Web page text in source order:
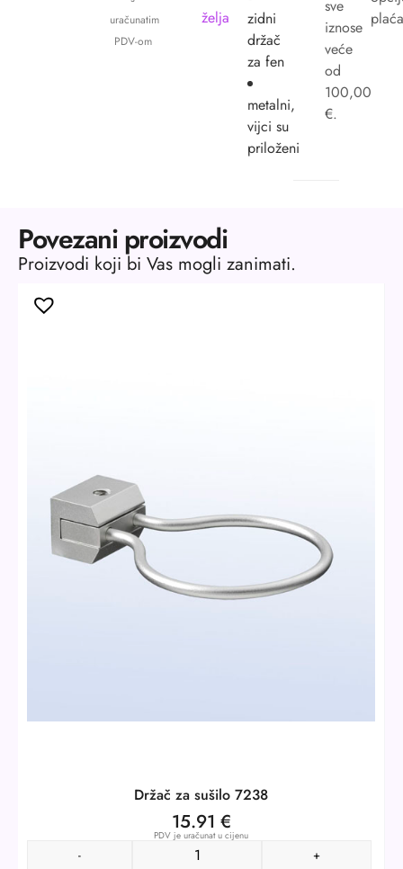
uračunatim
PDV-om
želja
zidni
držač
za fen
metalni,
vijci su
priloženi
sve
iznose
veće
od
100,00
€.
Povezani proizvodi
Proizvodi koji bi Vas mogli zanimati.
Držač za sušilo 7238
15.91 €
PDV je uračunat u cijenu
- +